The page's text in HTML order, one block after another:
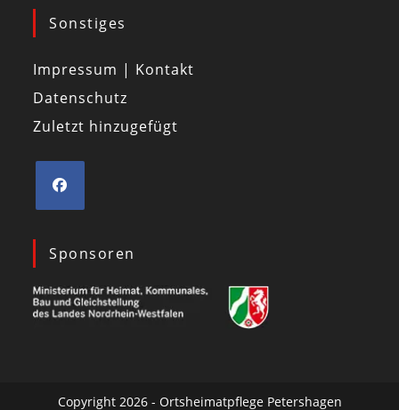
Sonstiges
Impressum | Kontakt
Datenschutz
Zuletzt hinzugefügt
Sponsoren
Copyright 2026 - Ortsheimatpflege Petershagen